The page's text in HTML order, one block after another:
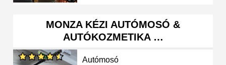
MONZA KÉZI AUTÓMOSÓ &
AUTÓKOZMETIKA …
Autómosó